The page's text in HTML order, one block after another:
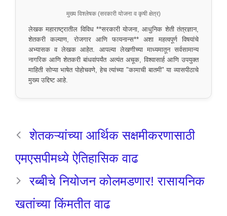
मुख्य विश्लेषक (सरकारी योजना व कृषी क्षेत्र)
लेखक महाराष्ट्रातील विविध **सरकारी योजना, आधुनिक शेती तंत्रज्ञान,
शेतकरी कल्याण, रोजगार आणि फायनान्स** अशा महत्वपूर्ण विषयांचे
अभ्यासक व लेखक आहेत. आपल्या लेखणीच्या माध्यमातून सर्वसामान्य
नागरिक आणि शेतकरी बांधवांपर्यंत अत्यंत अचूक, विश्वासार्ह आणि उपयुक्त
माहिती सोप्या भाषेत पोहोचवणे, हेच त्यांच्या "कामाची बातमी" या व्यासपीठाचे
मुख्य उद्दिष्ट आहे.
शेतकऱ्यांच्या आर्थिक सक्षमीकरणासाठी
एमएसपीमध्ये ऐतिहासिक वाढ
रब्बीचे नियोजन कोलमडणार! रासायनिक
खतांच्या किंमतीत वाढ